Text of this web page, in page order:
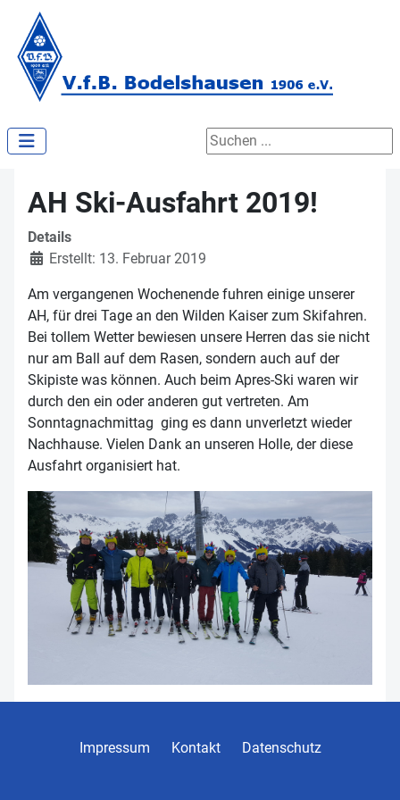
Suchen ...
AH Ski-Ausfahrt 2019!
Details
Erstellt: 13. Februar 2019
Am vergangenen Wochenende fuhren einige unserer
AH, für drei Tage an den Wilden Kaiser zum Skifahren.
Bei tollem Wetter bewiesen unsere Herren das sie nicht
nur am Ball auf dem Rasen, sondern auch auf der
Skipiste was können. Auch beim Apres-Ski waren wir
durch den ein oder anderen gut vertreten. Am
Sonntagnachmittag ging es dann unverletzt wieder
Nachhause. Vielen Dank an unseren Holle, der diese
Ausfahrt organisiert hat.
Impressum Kontakt Datenschutz